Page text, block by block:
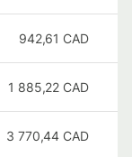
942,61 CAD
1 885,22 CAD
3 770,44 CAD